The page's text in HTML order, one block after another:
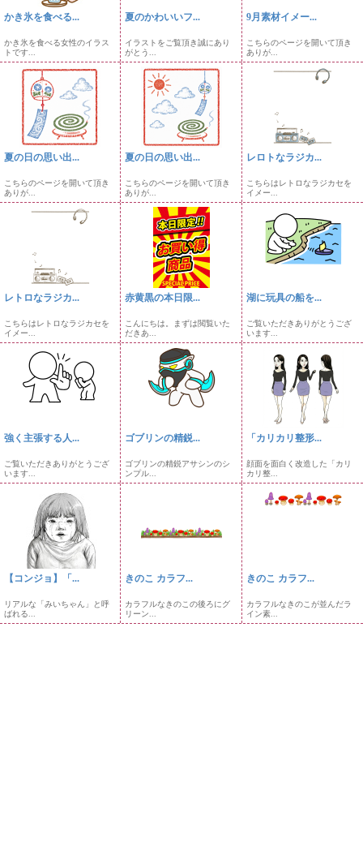
かき氷を食べる...
かき氷を食べる女性のイラス
トです...
夏のかわいいフ...
イラストをご覧頂き誠にあり
がとう...
9月素材イメー...
こちらのページを開いて頂き
ありが...
夏の日の思い出...
こちらのページを開いて頂き
ありが...
夏の日の思い出...
こちらのページを開いて頂き
ありが...
レロトなラジカ...
こちらはレトロなラジカセを
イメー...
レトロなラジカ...
こちらはレトロなラジカセを
イメー...
赤黄黒の本日限...
こんにちは。まずは閲覧いた
だきあ...
湖に玩具の船を...
ご覧いただきありがとうござ
います...
強く主張する人...
ご覧いただきありがとうござ
います...
ゴブリンの精鋭...
ゴブリンの精鋭アサシンのシ
ンプル...
「カリカリ整形...
顔面を面白く改造した「カリ
カリ整...
【コンジョ】「...
リアルな「みいちゃん」と呼
ばれる...
きのこ カラフ...
カラフルなきのこの後ろにグ
リーン...
きのこ カラフ...
カラフルなきのこが並んだラ
イン素...